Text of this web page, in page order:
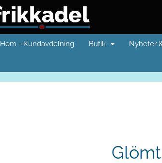
Hem - Kundavdelning Butik Nyheter